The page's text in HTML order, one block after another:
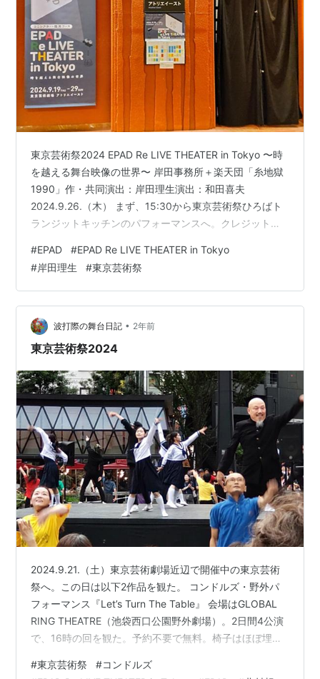
東京芸術祭2024 EPAD Re LIVE THEATER in Tokyo 〜時
を越える舞台映像の世界〜 岸田事務所＋楽天団「糸地獄
1990」作・共同演出：岸田理生演出：和田喜夫
2024.9.26.（木） まず、15:30から東京芸術祭ひろばト
ランジットキッチンのパフォーマンスへ。クレジット
ックス）。ダンス系のパフォーマンスで、東京芸術祭の
各演目のイメージなのかな。間近に迫ってきてドキド
キ。約30分ということで残念ながら時間の関係で半分く
らいまで。 16時からはEPADの映像上映へ。会場は東京
芸術劇場アトリエイースト。座席数15席…
#EPAD #EPAD Re LIVE THEATER in Tokyo
#岸田理生 #東京芸術祭
波打際の舞台日記 • 2年前
東京芸術祭2024
2024.9.21.（土）東京芸術劇場近辺で開催中の東京芸術
祭へ。この日は以下2作品を観た。 コンドルズ・野外パ
フォーマンス『Let’s Turn The Table』 会場はGLOBAL
RING THEATRE（池袋西口公園野外劇場）。2日間4公演
で、16時の回を観た。予約不要で無料。椅子はほぼ埋ま
多く、それぞれの反応が面白かった。 学ランのコンドル
#東京芸術祭 #コンドルズ